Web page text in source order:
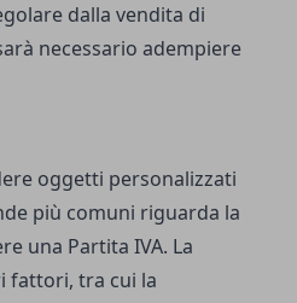
dalla vendita di
necessario adempiere
oggetti personalizzati
più comuni riguarda la
una Partita IVA. La
fattori, tra cui la